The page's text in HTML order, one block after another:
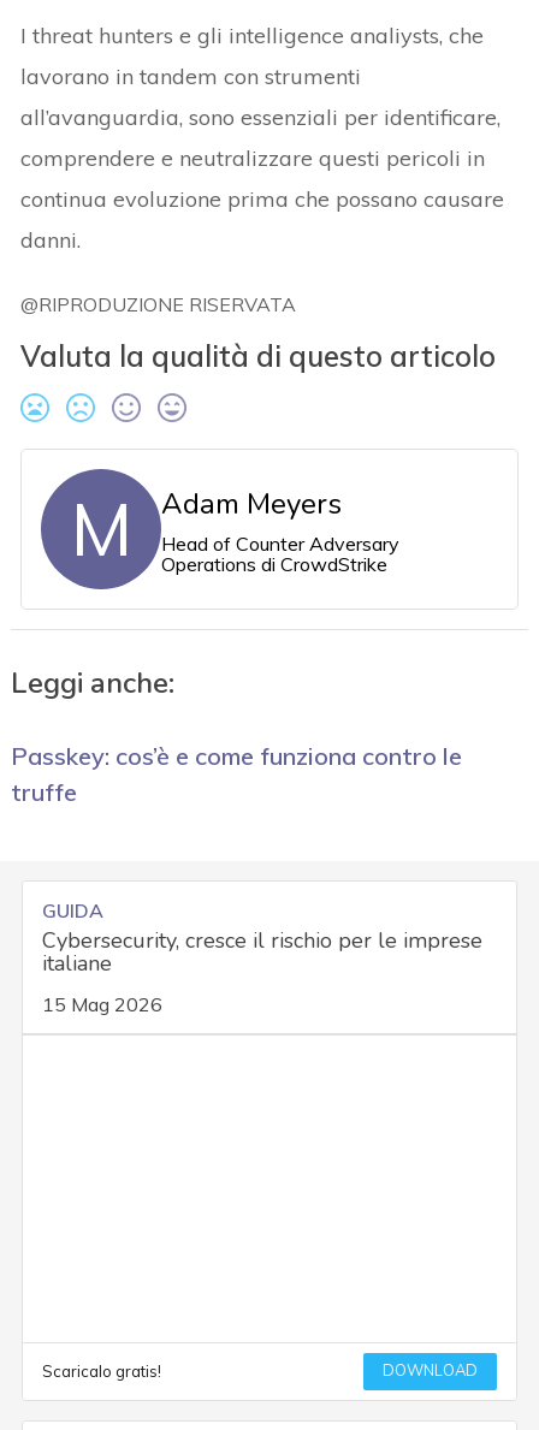
I threat hunters e gli intelligence analiysts, che
lavorano in tandem con strumenti
all’avanguardia, sono essenziali per identificare,
comprendere e neutralizzare questi pericoli in
continua evoluzione prima che possano causare
danni.
@RIPRODUZIONE RISERVATA
Valuta la qualità di questo articolo
M Adam Meyers
Head of Counter Adversary
Operations di CrowdStrike
Leggi anche:
Passkey: cos’è e come funziona contro le
truffe
GUIDA
Cybersecurity, cresce il rischio per le imprese
italiane
15 Mag 2026
Scaricalo gratis! DOWNLOAD